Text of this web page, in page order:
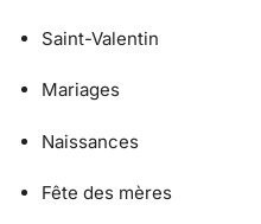
Saint-Valentin
Mariages
Naissances
Fête des mères